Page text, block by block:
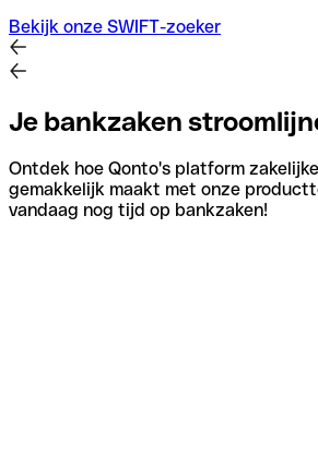
Bekijk onze SWIFT-zoeker
Je bankzaken
Ontdek hoe Qonto's platform
gemakkelijk maakt met onze
vandaag nog tijd op bankzaken!